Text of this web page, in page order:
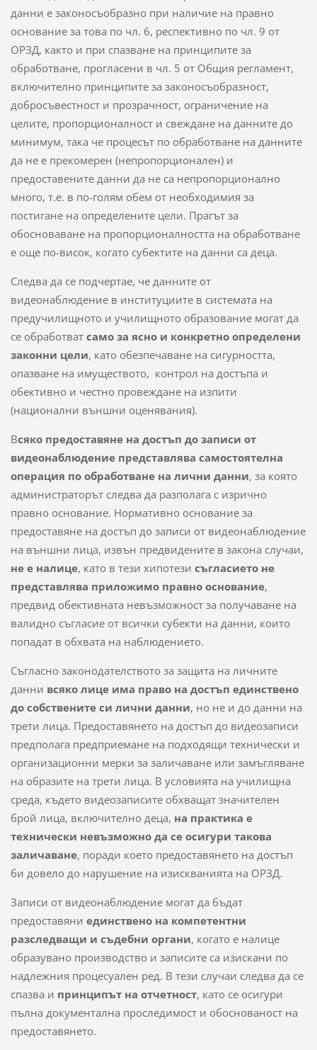
данни е законосъобразно при наличие на правно
основание за това по чл. 6, респективно по чл. 9 от
ОРЗД, както и при спазване на принципите за
обработване, прогласени в чл. 5 от Общия регламент,
включително принципите за законосъобразност,
добросъвестност и прозрачност, ограничение на
целите, пропорционалност и свеждане на данните до
минимум, така че процесът по обработване на данните
да не е прекомерен (непропорционален) и
предоставените данни да не са непропорционално
много, т.е. в по-голям обем от необходимия за
постигане на определените цели. Прагът за
обосноваване на пропорционалността на обработване
е още по-висок, когато субектите на данни са деца.
Следва да се подчертае, че данните от
видеонаблюдение в институциите в системата на
предучилищното и училищното образование могат да
се обработват само за ясно и конкретно определени
законни цели, като обезпечаване на сигурността,
опазване на имуществото, контрол на достъпа и
обективно и честно провеждане на изпити
(национални външни оценявания).
Всяко предоставяне на достъп до записи от
видеонаблюдение представлява самостоятелна
операция по обработване на лични данни, за която
администраторът следва да разполага с изрично
правно основание. Нормативно основание за
предоставяне на достъп до записи от видеонаблюдение
на външни лица, извън предвидените в закона случаи,
не е налице, като в тези хипотези съгласието не
представлява приложимо правно основание,
предвид обективната невъзможност за получаване на
валидно съгласие от всички субекти на данни, които
попадат в обхвата на наблюдението.
Съгласно законодателството за защита на личните
данни всяко лице има право на достъп единствено
до собствените си лични данни, но не и до данни на
трети лица. Предоставянето на достъп до видеозаписи
предполага предприемане на подходящи технически и
организационни мерки за заличаване или замъгляване
на образите на трети лица. В условията на училищна
среда, където видеозаписите обхващат значителен
брой лица, включително деца, на практика е
технически невъзможно да се осигури такова
заличаване, поради което предоставянето на достъп
би довело до нарушение на изискванията на ОРЗД.
Записи от видеонаблюдение могат да бъдат
предоставяни единствено на компетентни
разследващи и съдебни органи, когато е налице
образувано производство и записите са изискани по
надлежния процесуален ред. В тези случаи следва да се
спазва и принципът на отчетност, като се осигури
пълна документална проследимост и обоснованост на
предоставянето.